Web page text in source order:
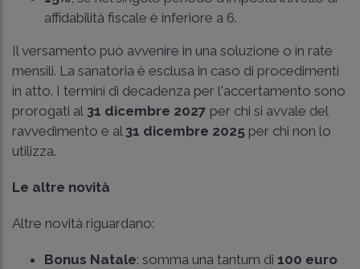
affidabilità fiscale è inferiore a 6.
Il versamento può avvenire in una soluzione o in rate
mensili. La sanatoria è esclusa in caso di procedimenti
in atto. I termini di decadenza per l'accertamento sono
prorogati al 31 dicembre 2027 per chi si avvale del
ravvedimento e al 31 dicembre 2025 per chi non lo
utilizza.
Le altre novità
Altre novità riguardano:
Bonus Natale: somma una tantum di 100 euro